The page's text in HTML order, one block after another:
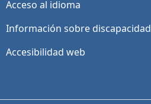
Acceso al idioma
Información sobre discapacidad
Accesibilidad web